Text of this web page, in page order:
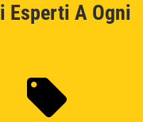
Esperti A Ogni